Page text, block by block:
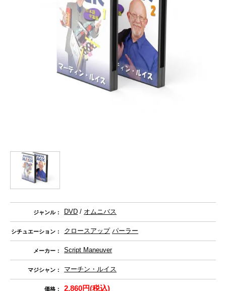
ジャンル： DVD / オムニバス
シチュエーション： クロースアップ パーラー
メーカー： Script Maneuver
マジシャン： マーチン・ルイス
価格： 2,860円(税込)